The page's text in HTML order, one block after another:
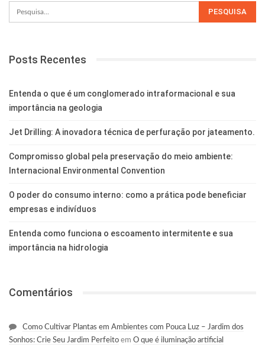
Posts Recentes
Entenda o que é um conglomerado intraformacional e sua
importância na geologia
Jet Drilling: A inovadora técnica de perfuração por jateamento.
Compromisso global pela preservação do meio ambiente:
Internacional Environmental Convention
O poder do consumo interno: como a prática pode beneficiar
empresas e indivíduos
Entenda como funciona o escoamento intermitente e sua
importância na hidrologia
Comentários
Como Cultivar Plantas em Ambientes com Pouca Luz – Jardim dos
Sonhos: Crie Seu Jardim Perfeito em O que é iluminação artificial